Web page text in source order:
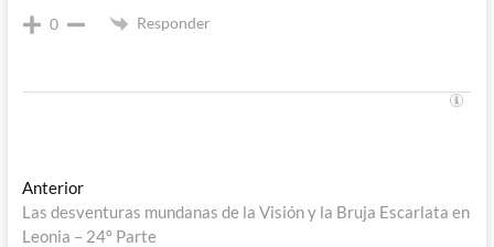
0 Responder
Navegación
de
AnteriorEntrada
anterior:
Las desventuras mundanas de la Visión y la Bruja Escarlata en
Leonia – 24º Parte